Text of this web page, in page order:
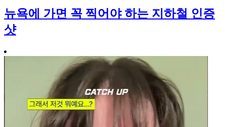
뉴욕에 가면 꼭 찍어야 하는 지하철 인증
샷